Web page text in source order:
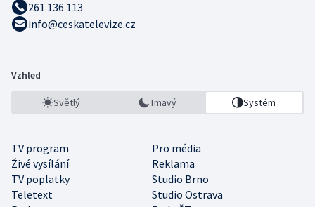
261 136 113
info@ceskatelevize.cz
Vzhled
Světlý Tmavý Systém
TV program
Pro média
Živé vysílání
Reklama
TV poplatky
Studio Brno
Teletext
Studio Ostrava